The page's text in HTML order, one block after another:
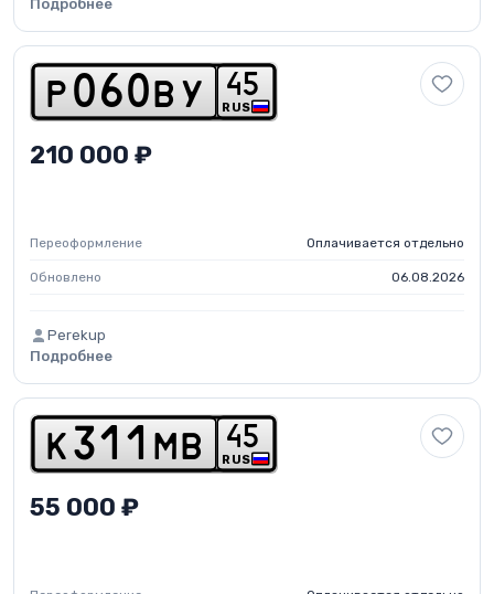
Подробнее
p 0 6 0 b y RUS
45
210 000 ₽
Переоформление Оплачивается отдельно
Обновлено 06.08.2026
Perekup
Подробнее
k 3 1 1 m b RUS
45
55 000 ₽